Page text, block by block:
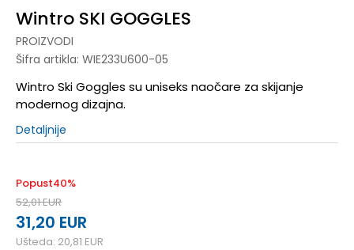
Wintro SKI GOGGLES
PROIZVODI
Šifra artikla: WIE233U600-05
Wintro Ski Goggles su uniseks naočare za skijanje
modernog dizajna.
Detaljnije
Popust40%
52,01EUR
31,20 EUR
Ušteda: 20,81 EUR